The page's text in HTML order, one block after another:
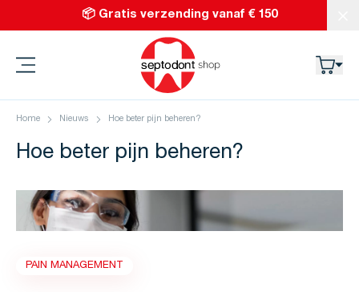
Ga naar de inhoud📦 Gratis verzending vanaf € 150
Septodont
Home Nieuws Hoe beter pijn beheren?
Hoe beter pijn beheren?
PAIN MANAGEMENT